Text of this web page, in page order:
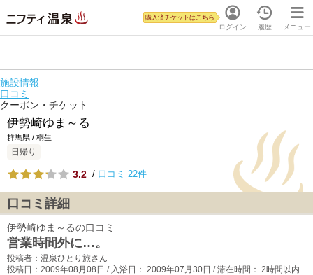
ログイン
購入済チケットはこちら
履歴 メニュー
施設情報
口コミ
クーポン・チケット
伊勢崎ゆま～る
群馬県 / 桐生
日帰り
3.2 / 口コミ 22件
口コミ詳細
伊勢崎ゆま～るの口コミ
営業時間外に…。
投稿者：温泉ひとり旅さん
投稿日：2009年08月08日 / 入浴日： 2009年07月30日 / 滞在時間： 2時間以内